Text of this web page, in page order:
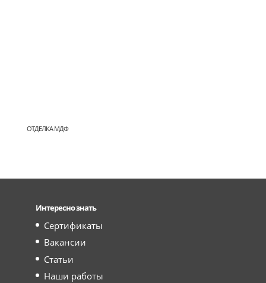
ОТДЕЛКА МДФ
Интересно знать
Сертификаты
Вакансии
Статьи
Наши работы